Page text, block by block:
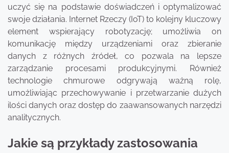
uczyć się na podstawie doświadczeń i optymalizować
swoje działania. Internet Rzeczy (IoT) to kolejny kluczowy
element wspierający robotyzację; umożliwia on
komunikację między urządzeniami oraz zbieranie
danych z różnych źródeł, co pozwala na lepsze
zarządzanie procesami produkcyjnymi. Również
technologie chmurowe odgrywają ważną rolę,
umożliwiając przechowywanie i przetwarzanie dużych
ilości danych oraz dostęp do zaawansowanych narzędzi
analitycznych.
Jakie są przykłady zastosowania